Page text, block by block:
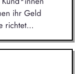
ihr Geld
richtet...